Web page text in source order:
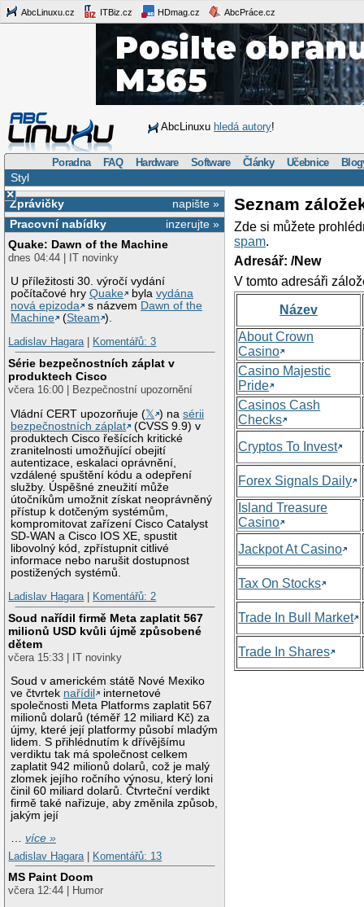
AbcLinuxu.cz ITBiz.cz HDmag.cz AbcPráce.cz
AbcLinuxu hledá autory!
Poradna FAQ Hardware Software Články Učebnice
Styl
×
napište »
Zprávičky
inzerujte »
Pracovní nabídky
Quake: Dawn of the Machine
dnes 04:44 | IT novinky
U příležitosti 30. výročí vydání
počítačové hryQuake bylavydána
nová epizoda
s názvem Dawn of the
Machine
(Steam ).
Ladislav Hagara| Komentářů: 3
Série bezpečnostních záplat v
produktech Cisco
včera 16:00 | Bezpečnostní upozornění
Vládní CERT upozorňuje (𝕏 ) nasérii
bezpečnostních záplat
(CVSS 9.9) v
produktech Cisco řešících kritické
zranitelnosti umožňující obejití
autentizace, eskalaci oprávnění,
vzdálené spuštění kódu a odepření
služby. Úspěšné zneužití může
útočníkům umožnit získat neoprávněný
přístup k dotčeným systémům,
kompromitovat zařízení Cisco Catalyst
SD-WAN a Cisco IOS XE, spustit
libovolný kód, zpřístupnit citlivé
informace nebo narušit dostupnost
postižených systémů.
Ladislav Hagara| Komentářů: 2
Soud nařídil firmě Meta zaplatit 567
milionů USD kvůli újmě způsobené
dětem
včera 15:33 | IT novinky
Soud v americkém státě Nové Mexiko
ve čtvrtek nařídil
internetové
společnosti Meta Platforms zaplatit 567
milionů dolarů (téměř 12 miliard Kč) za
újmy, které její platformy působí mladým
lidem. S přihlédnutím k dřívějšímu
verdiktu tak má společnost celkem
zaplatit 942 milionů dolarů, což je malý
zlomek jejího ročního výnosu, který loni
činil 60 miliard dolarů. Čtvrteční verdikt
firmě také nařizuje, aby změnila způsob,
jakým její
…více »
Ladislav Hagara
Komentářů: 13
MS Paint Doom
včera 12:44 | Humor
Seznam
Zde si můžete
spam.
Adresář: /New
V tomto adresáři
Název
About Crown
Casino
Casino Majestic
Pride
Casinos Cash
Checks
Cryptos To Invest
Forex Signals Daily
Island Treasure
Casino
Jackpot At Casino
Tax On Stocks
Trade In Bull Market
Trade In Shares